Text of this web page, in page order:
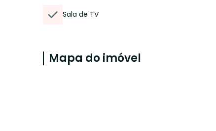
Sala de TV
Mapa do imóvel